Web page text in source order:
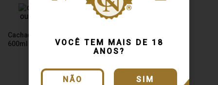
VOCÊ TEM MAIS DE 18
ANOS?
NÃO SIM
Cachaça Pinissilina Ouro
600ml